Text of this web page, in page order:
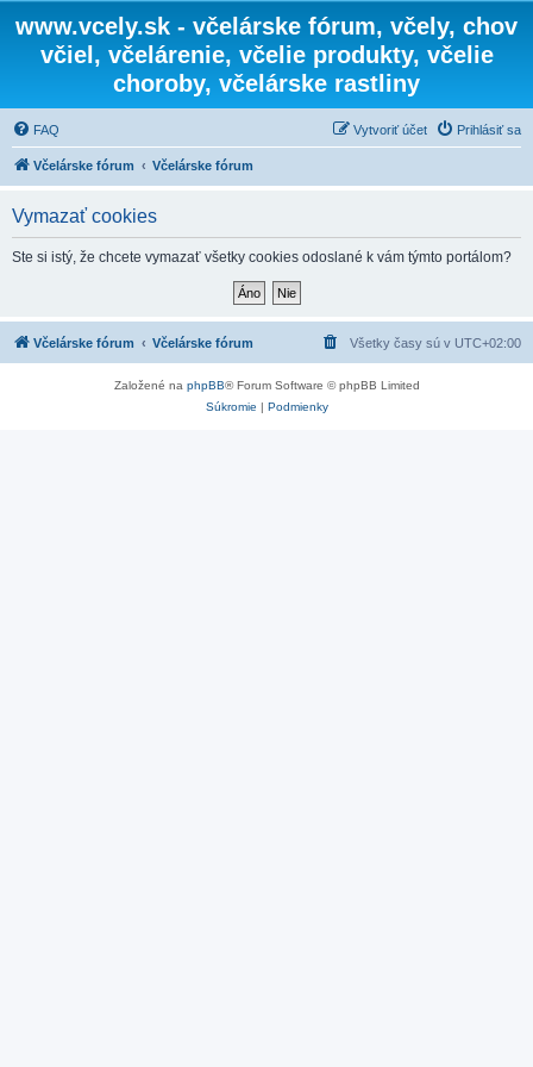
www.vcely.sk - včelárske fórum, včely, chov
včiel, včelárenie, včelie produkty, včelie
choroby, včelárske rastliny
FAQ Prihlásiť sa
Vytvoriť účet
Včelárske fórum Včelárske fórum
Vymazať cookies
Ste si istý, že chcete vymazať všetky cookies odoslané k vám týmto portálom?
Včelárske fórum Včelárske fórum Všetky časy sú v UTC+02:00
Založené na phpBB® Forum Software © phpBB Limited
Súkromie | Podmienky